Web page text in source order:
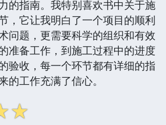
的指南。我特别喜欢书中关于施
，它让我明白了一个项目的顺利
问题，更需要科学的组织和有效
准备工作，到施工过程中的进度
验收，每一个环节都有详细的指
的工作充满了信心。
☆